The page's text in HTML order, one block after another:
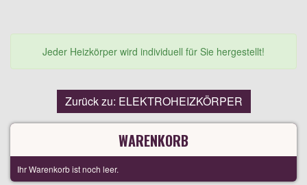
Jeder Heizkörper wird individuell für Sie hergestellt!
Zurück zu: ELEKTROHEIZKÖRPER
WARENKORB
Ihr Warenkorb ist noch leer.